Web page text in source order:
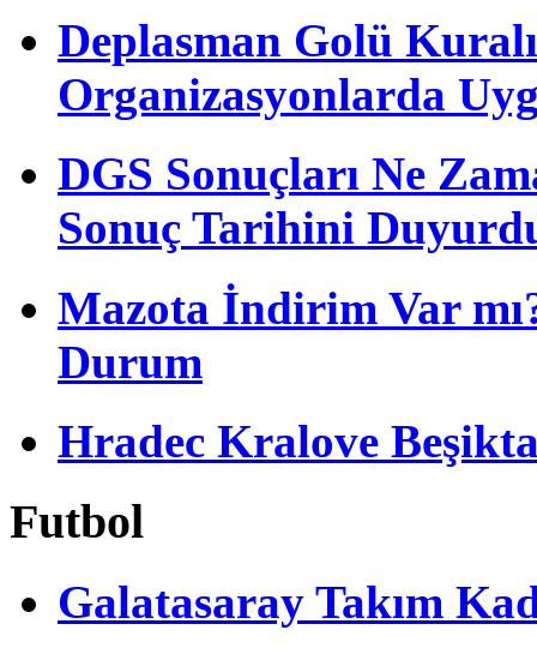
Deplasman Golü
Organizasyonlarda
DGS Sonuçları Ne
Sonuç Tarihini
Mazota İndirim Var
Durum
Hradec Kralove
Futbol
Galatasaray Takım